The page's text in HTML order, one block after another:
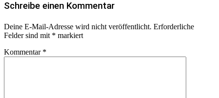
Schreibe einen Kommentar
Deine E-Mail-Adresse wird nicht veröffentlicht. Erforderliche
Felder sind mit * markiert
Kommentar *